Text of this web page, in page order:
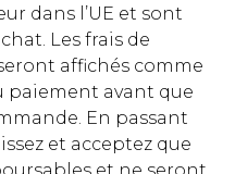
dans l’UE et sont
Les frais de
affichés comme
paiement avant que
En passant
et acceptez que